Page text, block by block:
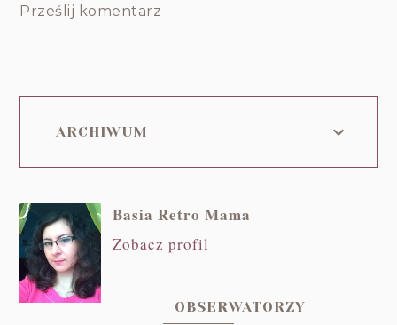
Prześlij komentarz
ARCHIWUM
Basia Retro Mama
Zobacz profil
OBSERWATORZY